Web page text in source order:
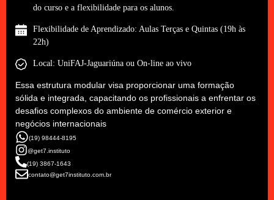
do curso e a flexibilidade para os alunos.
Flexibilidade de Aprendizado: Aulas Terças e Quintas (19h às
22h)
Local: UniFAJ-Jaguariúna ou On-line ao vivo
Essa estrutura modular visa proporcionar uma formação
sólida e integrada, capacitando os profissionais a enfrentar os
desafios complexos do ambiente de comércio exterior e
negócios internacionais
(19) 98444-8195
@get7.instituto
(19) 3867-1643
contato@get7instituto.com.br